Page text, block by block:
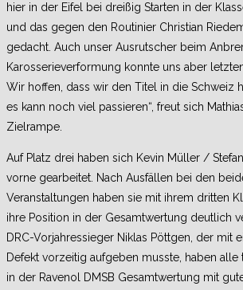
hier in der Eifel bei dreißig Starten in der
und das gegen den Routinier Christian
gedacht. Auch unser Ausrutscher beim
Karosserieverformung konnte uns aber
Wir hoffen, dass wir den Titel in die Schweiz
es kann noch viel passieren“, freut sich
Zielrampe.
Auf Platz drei haben sich Kevin Müller /
vorne gearbeitet. Nach Ausfällen bei den
Veranstaltungen haben sie mit ihrem dritten
ihre Position in der Gesamtwertung deutlich
DRC-Vorjahressieger Niklas Pöttgen, der mit
Defekt vorzeitig aufgeben musste, haben
in der Ravenol DMSB Gesamtwertung mit